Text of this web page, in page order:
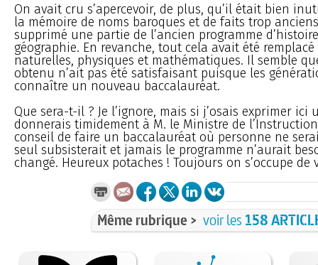
On avait cru s’apercevoir, de plus, qu’il était bien
la mémoire de noms baroques et de faits trop
supprimé une partie de l’ancien programme
géographie. En revanche, tout cela avait été
naturelles, physiques et mathématiques. Il semble
obtenu n’ait pas été satisfaisant puisque les
connaître un nouveau baccalauréat.
Que sera-t-il ? Je l’ignore, mais si j’osais exprimer ici
donnerais timidement à M. le Ministre de
conseil de faire un baccalauréat où personne ne
seul subsisterait et jamais le programme n’aurait
changé. Heureux potaches ! Toujours on s’occupe de
Même rubrique > voir les 158